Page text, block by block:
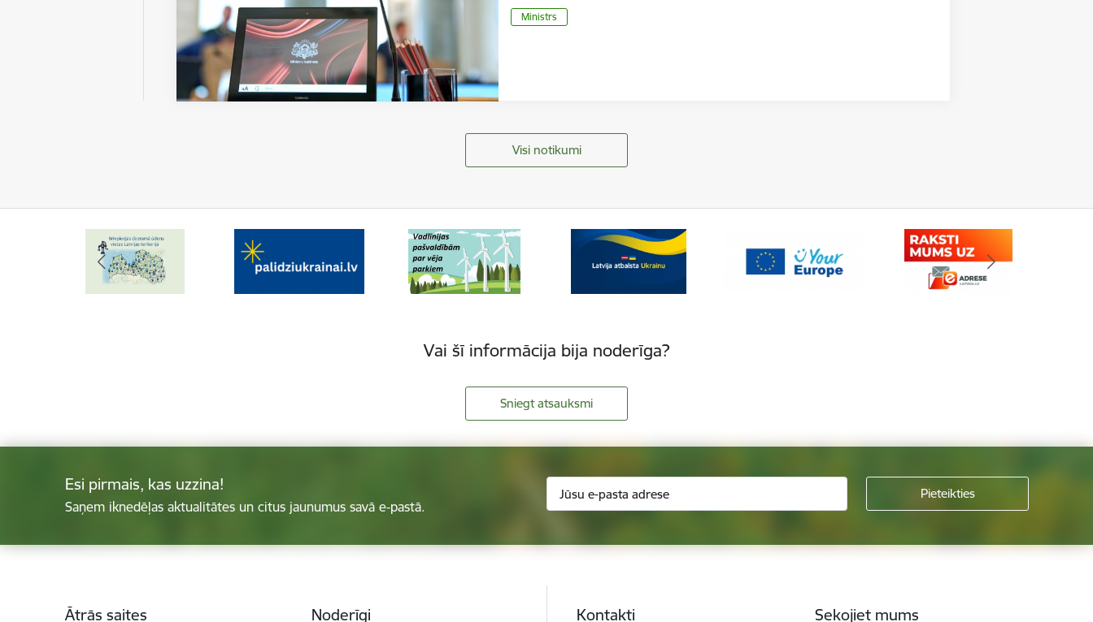
Ministrs
Visi notikumi
Vai šī informācija bija noderīga?
Sniegt atsauksmi
Esi pirmais, kas uzzina!
Saņem iknedēļas aktualitātes un citus jaunumus savā e-pastā.
Ātrās saites Noderīgi Kontakti Sekojiet mums